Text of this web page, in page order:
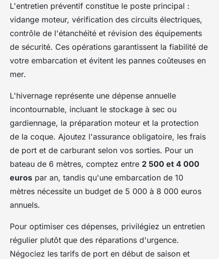
L'entretien préventif constitue le poste principal :
vidange moteur, vérification des circuits électriques,
contrôle de l'étanchéité et révision des équipements
de sécurité. Ces opérations garantissent la fiabilité de
votre embarcation et évitent les pannes coûteuses en
mer.
L'hivernage représente une dépense annuelle
incontournable, incluant le stockage à sec ou
gardiennage, la préparation moteur et la protection
de la coque. Ajoutez l'assurance obligatoire, les frais
de port et de carburant selon vos sorties. Pour un
bateau de 6 mètres, comptez entre 2 500 et 4 000
euros par an, tandis qu'une embarcation de 10
mètres nécessite un budget de 5 000 à 8 000 euros
annuels.
Pour optimiser ces dépenses, privilégiez un entretien
régulier plutôt que des réparations d'urgence.
Négociez les tarifs de port en début de saison et